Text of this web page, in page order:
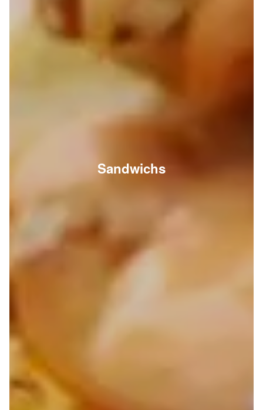
Sandwichs